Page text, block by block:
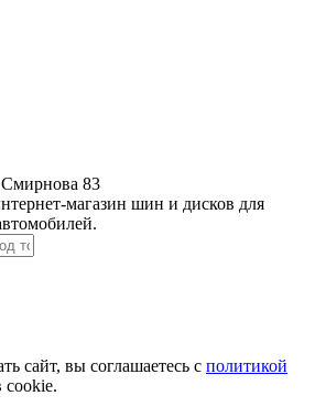
83
магазин шин и дисков для
сайт, вы соглашаетесь с политикой
cookie.